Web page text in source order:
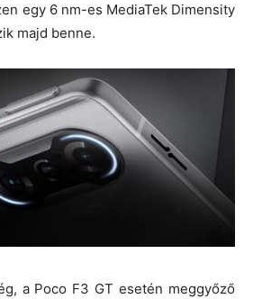
egy 6 nm-es MediaTek Dimensity
majd benne.
a Poco F3 GT esetén meggyőző